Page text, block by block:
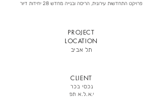
פרויקט התחדשות עירונית, הריסה ובנייה מחדש 28 יחידות דיור
PROJECT
LOCATION
תל אביב
CLIENT
נכסי בכר
י.א.ל.א תפ